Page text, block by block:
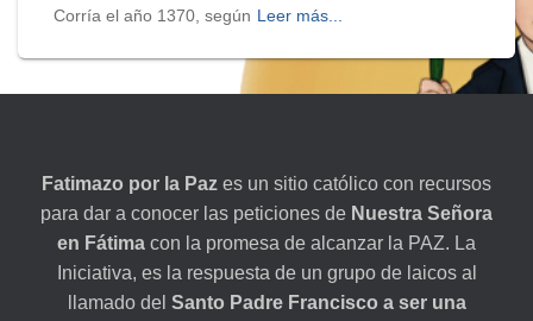
Corría el año 1370, según Leer más...
Fatimazo por la Paz es un sitio católico con recursos
para dar a conocer las peticiones de Nuestra Señora
en Fátima con la promesa de alcanzar la PAZ. La
Iniciativa, es la respuesta de un grupo de laicos al
llamado del Santo Padre Francisco a ser una